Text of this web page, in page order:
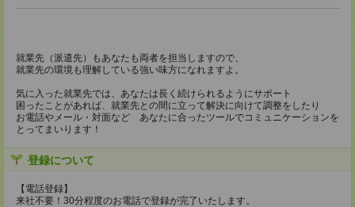
就業先（派遣先）もあなたも両者を担当しますので、
就業先の環境も理解している強い味方になれますよ。
気に入った就業先では、あなたは長く続けられるようにサポート
困ったことがあれば、就業先との間に立って解決に向けて調整をしたり
お電話やメール・対面など あなたに合ったツールでコミュニケーションを
とってまいります！
登録について
【電話登録】
来社不要！30分程度のお電話で登録が完了いたします。